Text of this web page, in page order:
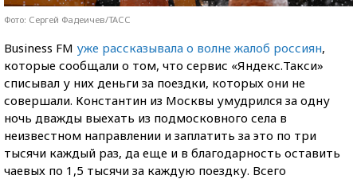
Фото: Сергей Фадеичев/ТАСС
Business FM уже рассказывала о волне жалоб россиян,
которые сообщали о том, что сервис «Яндекс.Такси»
списывал у них деньги за поездки, которых они не
совершали. Константин из Москвы умудрился за одну
ночь дважды выехать из подмосковного села в
неизвестном направлении и заплатить за это по три
тысячи каждый раз, да еще и в благодарность оставить
чаевых по 1,5 тысячи за каждую поездку. Всего